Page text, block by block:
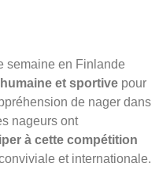
semaine en Finlande
et sportive pour
de nager dans
nageurs ont
à cette compétition
et internationale.